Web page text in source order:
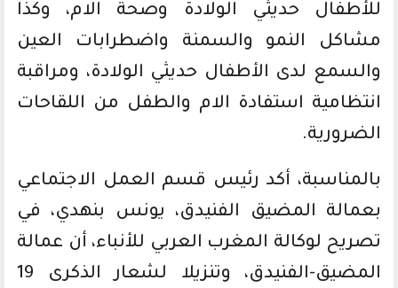
للأطفال حديثي الولادة وصحة الام، وكذا
مشاكل النمو والسمنة واضطرابات العين
والسمع لدى الأطفال حديثي الولادة، ومراقبة
انتظامية استفادة الام والطفل من اللقاحات
الضرورية.
بالمناسبة، أكد رئيس قسم العمل الاجتماعي
بعمالة المضيق الفنيدق، يونس بنهدي، في
تصريح لوكالة المغرب العربي للأنباء، أن عمالة
المضيق-الفنيدق، وتنزيلا لشعار الذكرى 19